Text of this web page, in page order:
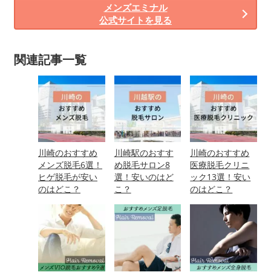
メンズエミナル
公式サイトを見る
関連記事一覧
川崎のおすすめ
メンズ脱毛6選！
ヒゲ脱毛が安い
のはどこ？
川崎駅のおすす
め脱毛サロン8
選！安いのはど
こ？
川崎のおすすめ
医療脱毛クリニ
ック13選！安い
のはどこ？